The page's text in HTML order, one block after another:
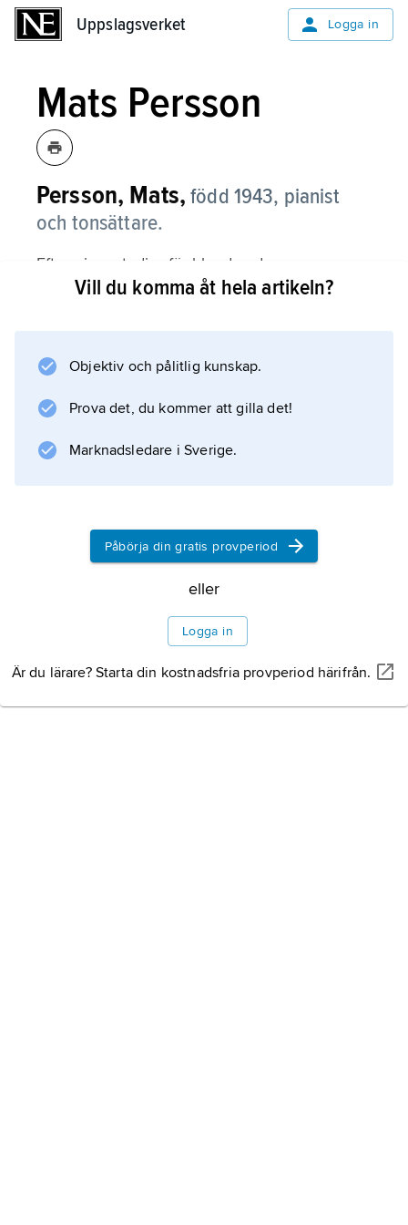
Uppslagsverket Logga in
Mats Persson
Persson, Mats, född 1943, pianist
och tonsättare.
Efter pianostudier för bland andra
Sven Brandel
(1964–69), samt ensemblespel för
, har Mats Persson främst arbetat med nutida
bröderna
Vill du komma åt hela artikeln?
Objektiv och pålitlig kunskap.
Prova det, du kommer att gilla det!
Marknadsledare i Sverige.
Påbörja din gratis provperiod
eller
Logga in
Är du lärare? Starta din kostnadsfria provperiod härifrån.